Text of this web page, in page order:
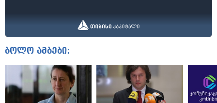
ბოლო ამბები: